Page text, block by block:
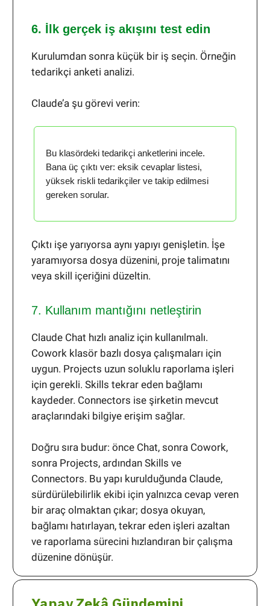
6. İlk gerçek iş akışını test edin
Kurulumdan sonra küçük bir iş seçin. Örneğin
tedarikçi anketi analizi.
Claude’a şu görevi verin:
Bu klasördeki tedarikçi anketlerini incele.
Bana üç çıktı ver: eksik cevaplar listesi,
yüksek riskli tedarikçiler ve takip edilmesi
gereken sorular.
Çıktı işe yarıyorsa aynı yapıyı genişletin. İşe
yaramıyorsa dosya düzenini, proje talimatını
veya skill içeriğini düzeltin.
7. Kullanım mantığını netleştirin
Claude Chat hızlı analiz için kullanılmalı.
Cowork klasör bazlı dosya çalışmaları için
uygun. Projects uzun soluklu raporlama işleri
için gerekli. Skills tekrar eden bağlamı
kaydeder. Connectors ise şirketin mevcut
araçlarındaki bilgiye erişim sağlar.
Doğru sıra budur: önce Chat, sonra Cowork,
sonra Projects, ardından Skills ve
Connectors. Bu yapı kurulduğunda Claude,
sürdürülebilirlik ekibi için yalnızca cevap veren
bir araç olmaktan çıkar; dosya okuyan,
bağlamı hatırlayan, tekrar eden işleri azaltan
ve raporlama sürecini hızlandıran bir çalışma
düzenine dönüşür.